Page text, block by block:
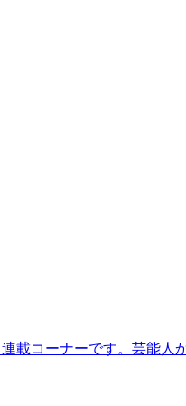
コーナーです。芸能人